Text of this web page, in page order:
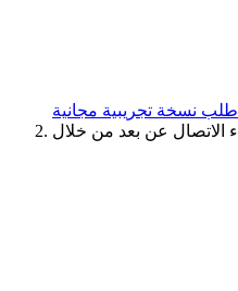
طلب نسخة تجريبية مجانية